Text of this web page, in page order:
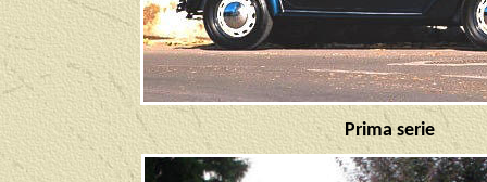
Prima serie